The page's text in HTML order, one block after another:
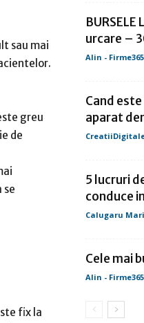
sau mai
greu
de
se
fix la
urcare –
Alin - Firme365
Cand
aparat
5 lucruri
conduce
Calugaru
Cele mai
Alin - Firme365